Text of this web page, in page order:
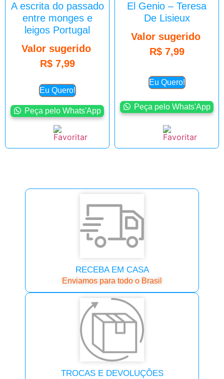
A escrita do passado
entre monges e
leigos Portugal
Valor sugerido
R$7,99
Eu Quero!
Peça pelo Whats'App
El Genio – Teresa
De Lisieux
Valor sugerido
R$7,99
Eu Quero!
Peça pelo Whats'App
RECEBA EM CASA
Enviamos para todo o Brasil
TROCAS E DEVOLUÇÕES